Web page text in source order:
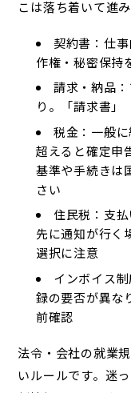
こは落ち着いて進み
契約書：仕
作権・秘密保持
請求・納品
り。「請求書」
税金：一般
超えると確定申
基準や手続きは
さい
住民税：支
先に通知が行く
選択に注意
インボイス
録の要否が異な
前確認
法令・会社の就業
いルールです。迷